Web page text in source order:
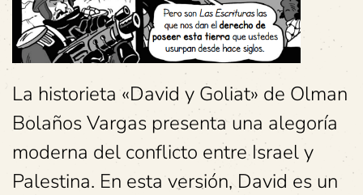
La historieta «David y Goliat» de Olman
Bolaños Vargas presenta una alegoría
moderna del conflicto entre Israel y
Palestina. En esta versión, David es un